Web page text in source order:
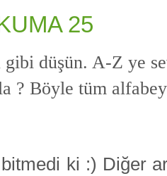
25
düşün. A-Z ye
? Böyle tüm
ki :) Diğer